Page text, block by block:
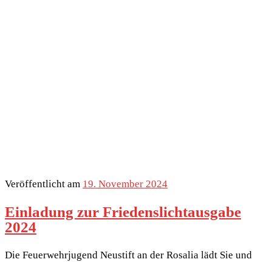
Veröffentlicht am 19. November 2024
Einladung zur Friedenslichtausgabe
2024
Die Feuerwehrjugend Neustift an der Rosalia lädt Sie und